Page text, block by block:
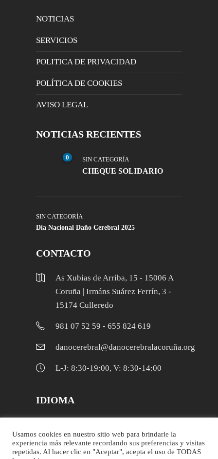
NOTICIAS
SERVICIOS
POLITICA DE PRIVACIDAD
POLÍTICA DE COOKIES
AVISO LEGAL
NOTICIAS RECIENTES
0 SIN CATEGORÍA
CHEQUE SOLIDARIO
SIN CATEGORÍA
Día Nacional Daño Cerebral 2025
CONTACTO
As Xubias de Arriba, 15 - 15006 A
Coruña | Irmáns Suárez Ferrín, 3 -
15174 Culleredo
981 07 52 59 - 655 824 619
danocerebral@danocerebralacoruña.org
L-J: 8:30-19:00, V: 8:30-14:00
IDIOMA
Español
Usamos cookies en nuestro sitio web para brindarle la
experiencia más relevante recordando sus preferencias y visitas
repetidas. Al hacer clic en "Aceptar", acepta el uso de TODAS